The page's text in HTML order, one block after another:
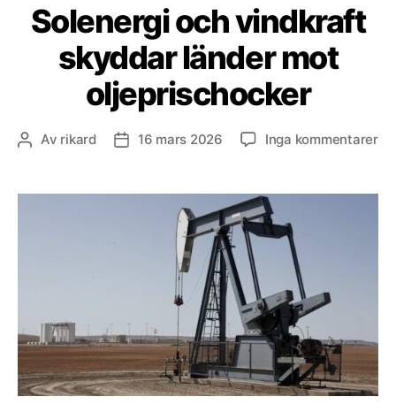
Solenergi och vindkraft
skyddar länder mot
oljeprischocker
Inläggsförfattare
Av rikard Inläggsdatum
16 mars 2026 Inga kommentarertill